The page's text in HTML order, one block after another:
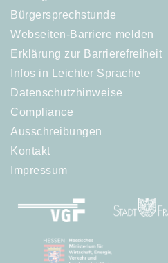
Bürgersprechstunde
Webseiten-Barriere melden
Erklärung zur Barrierefreiheit
Infos in Leichter Sprache
Datenschutzhinweise
Compliance
Ausschreibungen
Kontakt
Impressum